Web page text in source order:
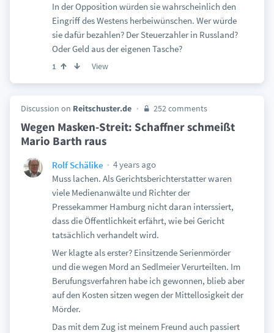
In der Opposition würden sie wahrscheinlich den
Eingriff des Westens herbeiwünschen. Wer würde
sie dafür bezahlen? Der Steuerzahler in Russland?
Oder Geld aus der eigenen Tasche?
1 View
Discussion on Reitschuster.de 252 comments
Wegen Masken-Streit: Schaffner schmeißt
Mario Barth raus
Rolf Schälike
4 years ago
Muss lachen. Als Gerichtsberichterstatter waren
viele Medienanwälte und Richter der
Pressekammer Hamburg nicht daran interssiert,
dass die Öffentlichkeit erfährt, wie bei Gericht
tatsächlich verhandelt wird.
Wer klagte als erster? Einsitzende Serienmörder
und die wegen Mord an Sedlmeier Verurteilten. Im
Berufungsverfahren habe ich gewonnen, blieb aber
auf den Kosten sitzen wegen der Mittellosigkeit der
Mörder.
Das mit dem Zug ist meinem Freund auch passiert